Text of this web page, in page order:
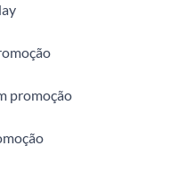
promoção